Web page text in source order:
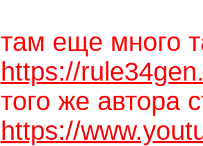
там еще много
https://
того же автора
https://